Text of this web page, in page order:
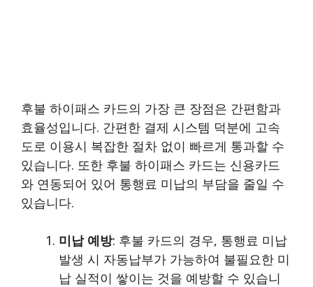
후불 하이패스 카드의 가장 큰 장점은 간편함과
효율성입니다. 간편한 결제 시스템 덕분에 고속
도로 이용시 복잡한 절차 없이 빠르게 통과할 수
있습니다. 또한 후불 하이패스 카드는 신용카드
와 연동되어 있어 통행료 미납의 부담을 줄일 수
있습니다.
미납 예방: 후불 카드의 경우, 통행료 미납
발생 시 자동납부가 가능하여 불필요한 미
납 실적이 쌓이는 것을 예방할 수 있습니